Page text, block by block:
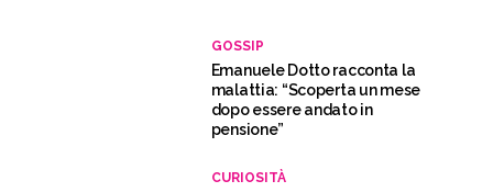
GOSSIP
Emanuele Dotto racconta la
malattia: “Scoperta un mese
dopo essere andato in
pensione”
CURIOSITÀ